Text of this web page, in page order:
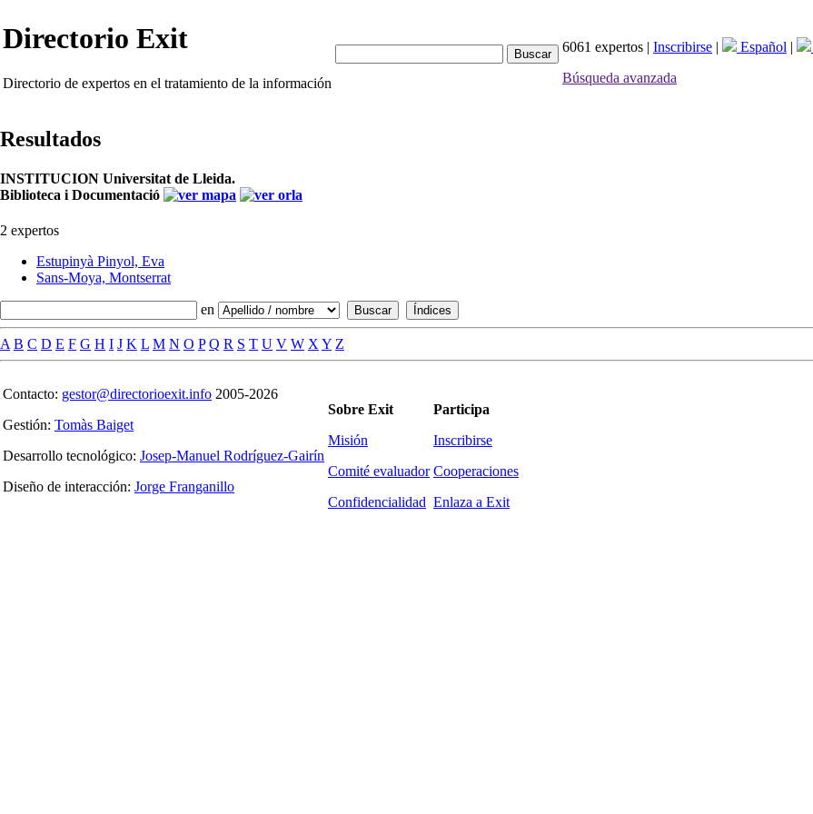
Directorio Exit
Directorio de expertos en el tratamiento de la información
6061 expertos | Inscribirse | Español |
Búsqueda avanzada
Resultados
INSTITUCION Universitat de Lleida.
Biblioteca i Documentació
2 expertos
Estupinyà Pinyol, Eva
Sans-Moya, Montserrat
en
A B C D E F G H I J K L M N O P Q R S T U V W XY Z
Contacto: gestor@directorioexit.info 2005-2026
Gestión: Tomàs Baiget
Desarrollo tecnológico: Josep-Manuel Rodríguez-Gairín
Diseño de interacción: Jorge Franganillo
Sobre Exit
Misión
Comité evaluador
Confidencialidad
Participa
Inscribirse
Cooperaciones
Enlaza a Exit